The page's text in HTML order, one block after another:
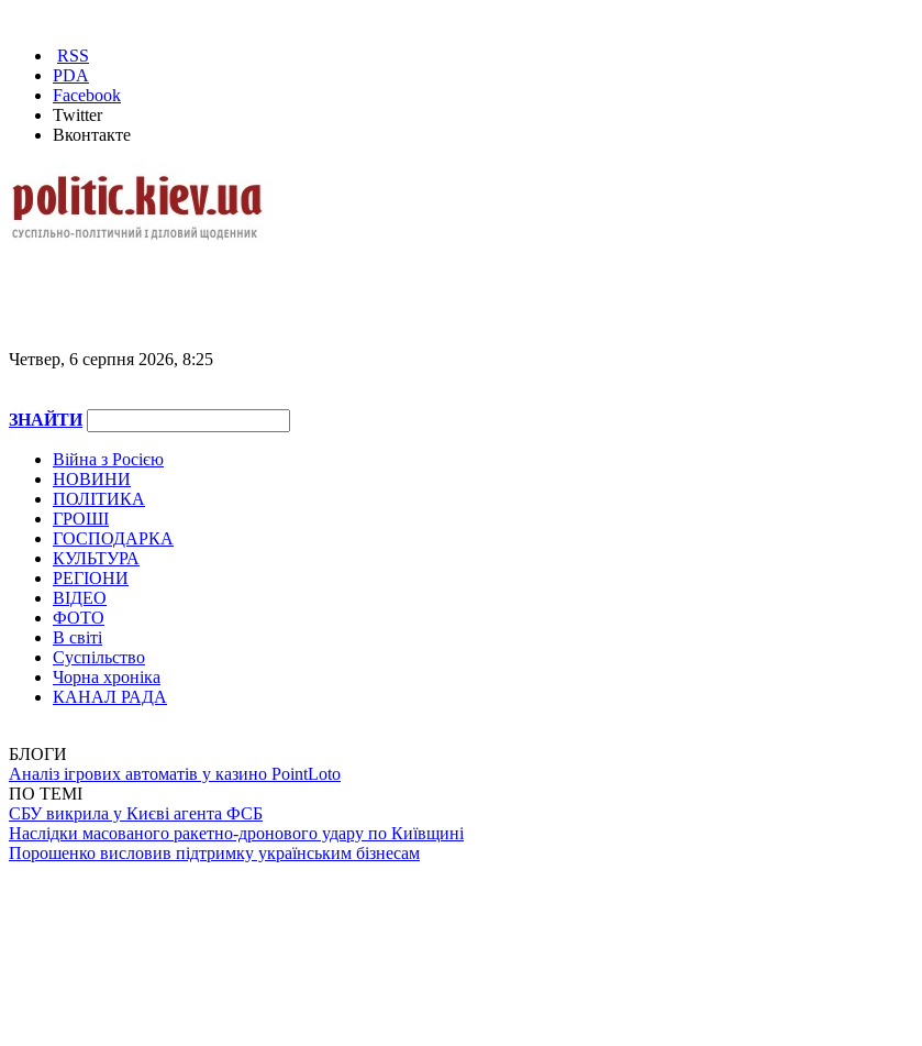
RSS
PDA
Facebook
Twitter
Вконтакте
Четвер, 6 серпня 2026, 8:25
ЗНАЙТИ
Війна з Росією
НОВИНИ
ПОЛІТИКА
ГРОШІ
ГОСПОДАРКА
КУЛЬТУРА
РЕГІОНИ
ВІДЕО
ФОТО
В світі
Суспільство
Чорна хроніка
КАНАЛ РАДА
БЛОГИ
Аналіз ігрових автоматів у казино PointLoto
ПО ТЕМІ
СБУ викрила у Києві агента ФСБ
Наслідки масованого ракетно-дронового удару по Київщині
Порошенко висловив підтримку українським бізнесам